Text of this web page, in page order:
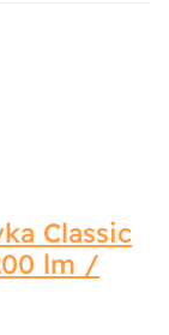
Classic
lm /